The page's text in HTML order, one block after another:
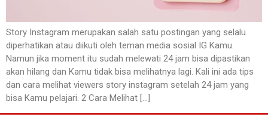
Story Instagram merupakan salah satu postingan yang selalu
diperhatikan atau diikuti oleh teman media sosial IG Kamu.
Namun jika moment itu sudah melewati 24 jam bisa dipastikan
akan hilang dan Kamu tidak bisa melihatnya lagi. Kali ini ada tips
dan cara melihat viewers story instagram setelah 24 jam yang
bisa Kamu pelajari. 2 Cara Melihat […]